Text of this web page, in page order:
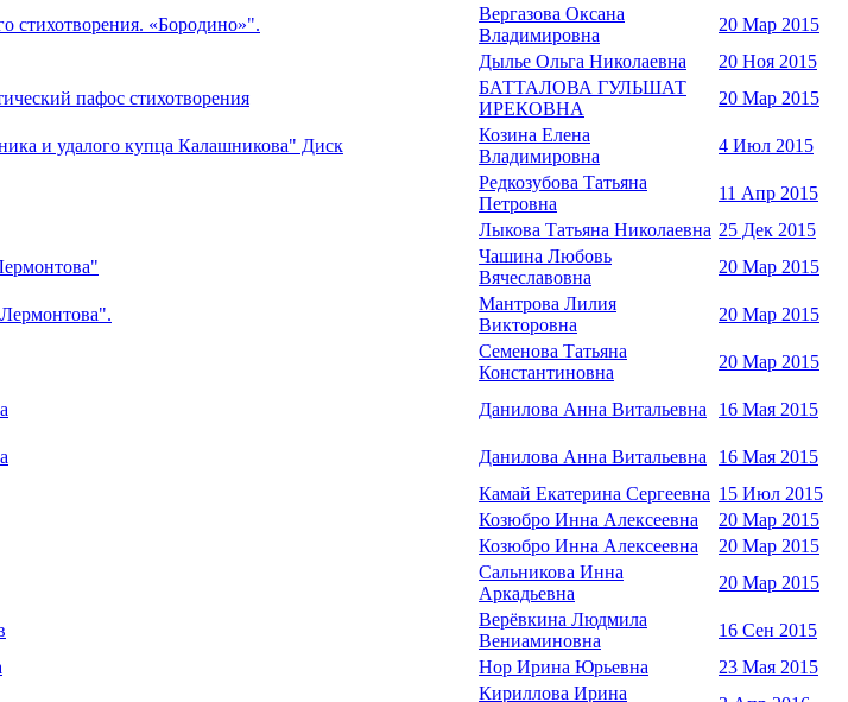
«Бородино»".
Вергазова Оксана
Владимировна
20 Мар 2015
Дылье Ольга Николаевна
20 Ноя 2015
пафос стихотворения
БАТТАЛОВА ГУЛЬШАТ
ИРЕКОВНА
20 Мар 2015
и удалого купца Калашникова" Диск
Козина Елена
Владимировна
4 Июл 2015
Редкозубова Татьяна
Петровна
11 Апр 2015
Лыкова Татьяна Николаевна 25 Дек 2015
Чашина Любовь
Вячеславовна
20 Мар 2015
Мантрова Лилия
Викторовна
20 Мар 2015
Семенова Татьяна
Константиновна
20 Мар 2015
Данилова Анна Витальевна
16 Мая 2015
Данилова Анна Витальевна
16 Мая 2015
Камай Екатерина Сергеевна 15 Июл 2015
Козюбро Инна Алексеевна
20 Мар 2015
Козюбро Инна Алексеевна
20 Мар 2015
Сальникова Инна
Аркадьевна
20 Мар 2015
Верёвкина Людмила
Вениаминовна
16 Сен 2015
Нор Ирина Юрьевна
23 Мая 2015
Кириллова Ирина